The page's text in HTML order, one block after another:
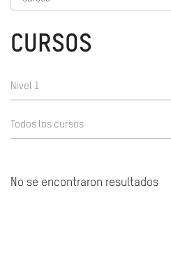
CURSOS
Nivel 1
Todos los cursos
No se encontraron resultados